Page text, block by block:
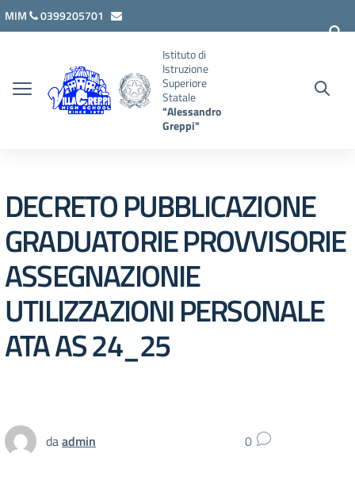
Vai ai contenuti
Vai al menu di navigazione
Vai al footer
MIM
0399205701
Istituto di
Istruzione
Superiore
Statale
"Alessandro
Greppi"
DECRETO PUBBLICAZIONE
GRADUATORIE PROVVISORIE
ASSEGNAZIONIE
UTILIZZAZIONI PERSONALE
ATA AS 24_25
daadmin 0